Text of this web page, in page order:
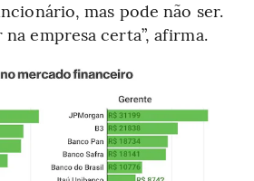
mas pode não ser.
empresa certa”, afirma.